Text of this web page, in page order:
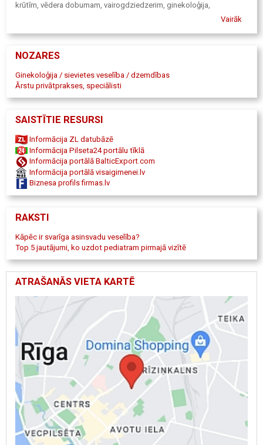
krūtīm, vēdera dobumam, vairogdziedzerim, ginekoloģija,
Vairāk
NOZARES
Ginekoloģija / sievietes veselība / dzemdības
Ārstu privātprakses, speciālisti
SAISTĪTIE RESURSI
Informācija ZL datubāzē
Informācija Pilseta24 portālu tīklā
Informācija portālā BalticExport.com
Informācija portālā visaigimenei.lv
Biznesa profils firmas.lv
RAKSTI
Kāpēc ir svarīga asinsvadu veselība?
Top 5 jautājumi, ko uzdot pediatram pirmajā vizītē
ATRAŠANĀS VIETA KARTĒ